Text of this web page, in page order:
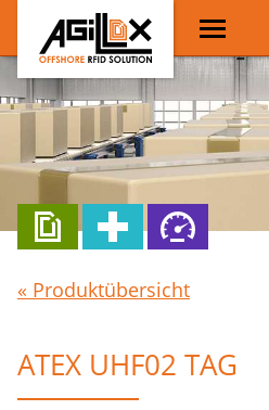
« Produktübersicht
ATEX UHF02 TAG